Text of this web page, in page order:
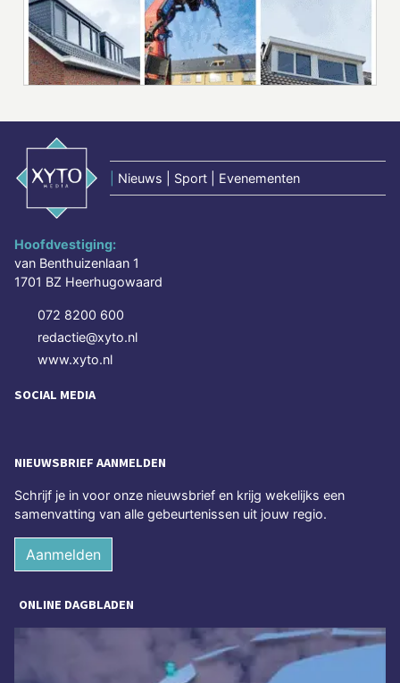
Nieuws | Sport | Evenementen
Hoofdvestiging:
van Benthuizenlaan 1
1701 BZ Heerhugowaard
072 8200 600
redactie@xyto.nl
www.xyto.nl
SOCIAL MEDIA
NIEUWSBRIEF AANMELDEN
Schrijf je in voor onze nieuwsbrief en krijg wekelijks een
samenvatting van alle gebeurtenissen uit jouw regio.
Aanmelden
ONLINE DAGBLADEN